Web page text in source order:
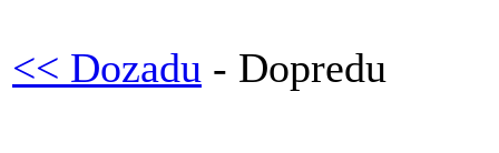
<< Dozadu - Dopredu